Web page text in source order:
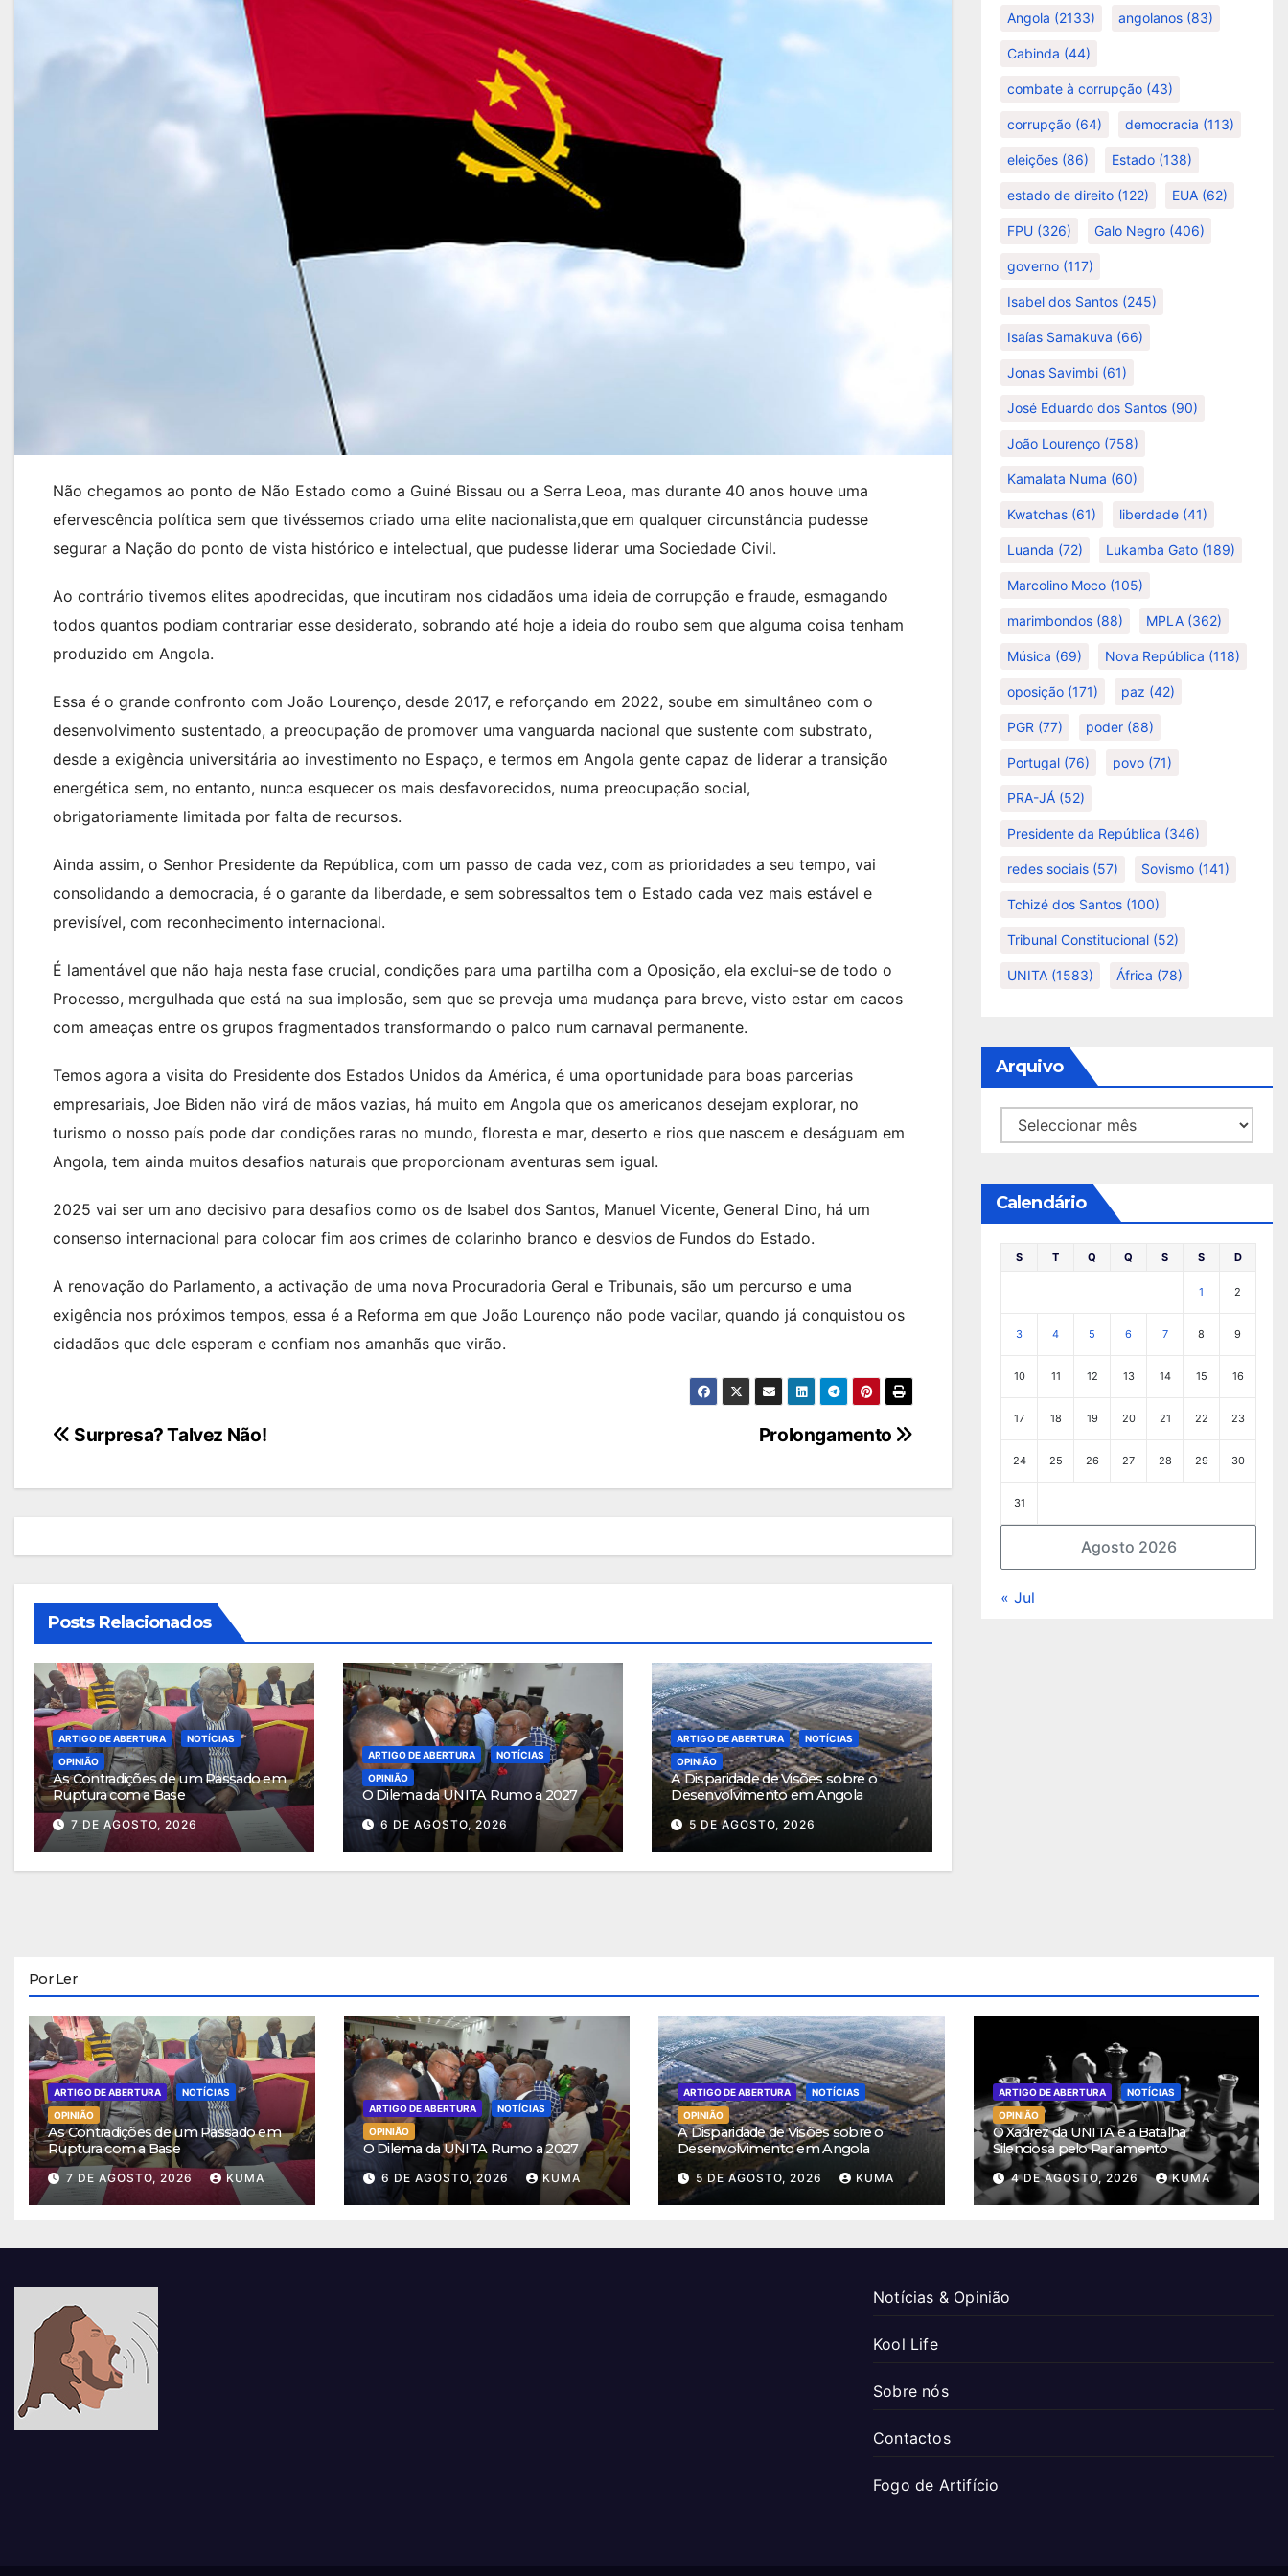
Não chegamos ao ponto de Não Estado como a Guiné Bissau ou a Serra Leoa, mas durante 40 anos houve uma
efervescência política sem que tivéssemos criado uma elite nacionalista,que em qualquer circunstância pudesse
segurar a Nação do ponto de vista histórico e intelectual, que pudesse liderar uma Sociedade Civil.
Ao contrário tivemos elites apodrecidas, que incutiram nos cidadãos uma ideia de corrupção e fraude, esmagando
todos quantos podiam contrariar esse desiderato, sobrando até hoje a ideia do roubo sem que alguma coisa tenham
produzido em Angola.
Essa é o grande confronto com João Lourenço, desde 2017, e reforçando em 2022, soube em simultâneo com o
desenvolvimento sustentado, a preocupação de promover uma vanguarda nacional que sustente com substrato,
desde a exigência universitária ao investimento no Espaço, e termos em Angola gente capaz de liderar a transição
energética sem, no entanto, nunca esquecer os mais desfavorecidos, numa preocupação social,
obrigatoriamente limitada por falta de recursos.
Ainda assim, o Senhor Presidente da República, com um passo de cada vez, com as prioridades a seu tempo, vai
consolidando a democracia, é o garante da liberdade, e sem sobressaltos tem o Estado cada vez mais estável e
previsível, com reconhecimento internacional.
É lamentável que não haja nesta fase crucial, condições para uma partilha com a Oposição, ela exclui-se de todo o
Processo, mergulhada que está na sua implosão, sem que se preveja uma mudança para breve, visto estar em cacos
com ameaças entre os grupos fragmentados transformando o palco num carnaval permanente.
Temos agora a visita do Presidente dos Estados Unidos da América, é uma oportunidade para boas parcerias
empresariais, Joe Biden não virá de mãos vazias, há muito em Angola que os americanos desejam explorar, no
turismo o nosso país pode dar condições raras no mundo, floresta e mar, deserto e rios que nascem e deságuam em
Angola, tem ainda muitos desafios naturais que proporcionam aventuras sem igual.
2025 vai ser um ano decisivo para desafios como os de Isabel dos Santos, Manuel Vicente, General Dino, há um
consenso internacional para colocar fim aos crimes de colarinho branco e desvios de Fundos do Estado.
A renovação do Parlamento, a activação de uma nova Procuradoria Geral e Tribunais, são um percurso e uma
exigência nos próximos tempos, essa é a Reforma em que João Lourenço não pode vacilar, quando já conquistou os
cidadãos que dele esperam e confiam nos amanhãs que virão.
Navegação
Prolongamento
Surpresa? Talvez Não!
Posts Relacionados
ARTIGO DE ABERTURA
NOTÍCIAS
OPINIÃO
As Contradições de um Passado em
Ruptura com a Base
7 DE AGOSTO, 2026
ARTIGO DE ABERTURA
NOTÍCIAS
OPINIÃO
O Dilema da UNITA Rumo a 2027
6 DE AGOSTO, 2026
ARTIGO DE ABERTURA
NOTÍCIAS
OPINIÃO
A Disparidade de Visões sobre o
Desenvolvimento em Angola
5 DE AGOSTO, 2026
Angola (2133) angolanos (83)
Cabinda (44)
combate à corrupção (43)
corrupção (64) democracia (113)
eleições (86) Estado (138)
estado de direito (122) EUA (62)
FPU (326) Galo Negro (406)
governo (117)
Isabel dos Santos (245)
Isaías Samakuva (66)
Jonas Savimbi (61)
José Eduardo dos Santos (90)
João Lourenço (758)
Kamalata Numa (60)
Kwatchas (61) liberdade (41)
Luanda (72) Lukamba Gato (189)
Marcolino Moco (105)
marimbondos (88) MPLA (362)
Música (69) Nova República (118)
oposição (171) paz (42)
PGR (77) poder (88)
Portugal (76) povo (71)
PRA-JÁ (52)
Presidente da República (346)
redes sociais (57) Sovismo (141)
Tchizé dos Santos (100)
Tribunal Constitucional (52)
UNITA (1583) África (78)
Arquivo
Arquivo
Calendário
Agosto 2026
S T Q Q S S D
1 2
3 4 5 6 7 8 9
10 11 12 13 14 15 16
17 18 19 20 21 22 23
24 25 26 27 28 29 30
31
« Jul
Por Ler
ARTIGO DE ABERTURA
NOTÍCIAS
OPINIÃO
As Contradições de um Passado em
Ruptura com a Base
7 DE AGOSTO, 2026 KUMA
ARTIGO DE ABERTURA
NOTÍCIAS
OPINIÃO
O Dilema da UNITA Rumo a 2027
6 DE AGOSTO, 2026 KUMA
ARTIGO DE ABERTURA
NOTÍCIAS
OPINIÃO
A Disparidade de Visões sobre o
Desenvolvimento em Angola
5 DE AGOSTO, 2026 KUMA
ARTIGO DE ABERTURA
NOTÍCIAS
OPINIÃO
O Xadrez da UNITA e a Batalha
Silenciosa pelo Parlamento
4 DE AGOSTO, 2026 KUMA
Notícias & Opinião
Kool Life
Sobre nós
Contactos
Fogo de Artifício